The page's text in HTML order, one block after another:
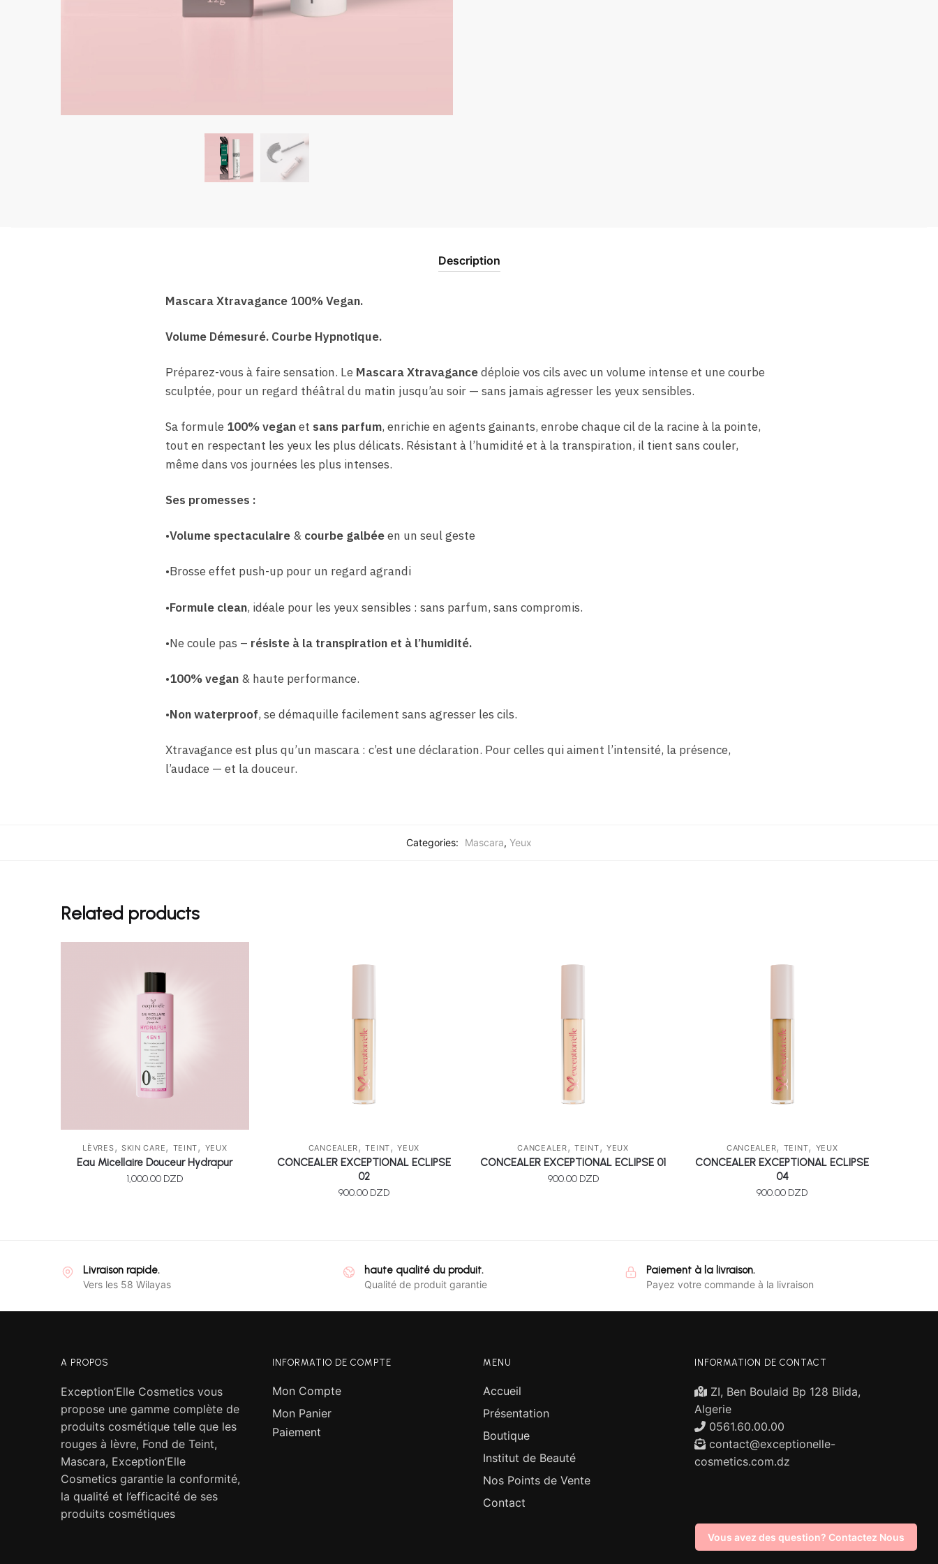
Vous avez des question? Contactez Nous
Description
Mascara Xtravagance 100% Vegan.
Volume Démesuré. Courbe Hypnotique.
Préparez-vous à faire sensation. Le Mascara Xtravagancedéploie vos cils avec un volume intense et une courbe
sculptée, pour un regard théâtral du matin jusqu’au soir — sans jamais agresser les yeux sensibles.
Sa formule 100% veganet sans parfum, enrichie en agents gainants, enrobe chaque cil de la racine à la pointe,
tout en respectant les yeux les plus délicats. Résistant à l’humidité et à la transpiration, il tient sans couler,
même dans vos journées les plus intenses.
Ses promesses :
•Volume spectaculaire& courbe galbéeen un seul geste
•Brosse effet push-up pour un regard agrandi
•Formule clean, idéale pour les yeux sensibles : sans parfum, sans compromis.
•Ne coule pas – résiste à la transpiration et à l’humidité.
•100% vegan& haute performance.
•Non waterproof, se démaquille facilement sans agresser les cils.
Xtravagance est plus qu’un mascara : c’est une déclaration. Pour celles qui aiment l’intensité, la présence,
l’audace — et la douceur.
Categories: Mascara, Yeux
Related products
LÈVRES, SKIN CARE, TEINT, YEUX
Eau Micellaire Douceur Hydrapur
1,000.00 DZD
CANCEALER,TEINT,YEUX
CONCEALER EXCEPTIONAL ECLIPSE
02
900.00 DZD
CANCEALER,TEINT, YEUX
CONCEALER EXCEPTIONAL ECLIPSE 01
900.00 DZD
CANCEALER, TEINT, YEUX
CONCEALER EXCEPTIONAL ECLIPSE
04
900.00 DZD
Livraison rapide.
Vers les 58 Wilayas
haute qualité du produit.
Qualité de produit garantie
Paiement à la livraison.
Payez votre commande à la livraison
A PROPOS
Exception’Elle Cosmetics vous
propose une gamme complète de
produits cosmétique telle que les
rouges à lèvre, Fond de Teint,
Mascara, Exception’Elle
Cosmetics garantie la conformité,
la qualité et l’efficacité de ses
produits cosmétiques
INFORMATIO DE COMPTE
Mon Compte
Mon Panier
Paiement
MENU
Accueil
Présentation
Boutique
Institut de Beauté
Nos Points de Vente
Contact
INFORMATION DE CONTACT
ZI, Ben Boulaid Bp 128 Blida,
Algerie
0561.60.00.00
contact@exceptionelle-
cosmetics.com.dz